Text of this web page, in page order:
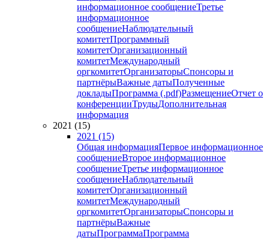
информационное сообщениеТретье
информационное
сообщениеНаблюдательный
комитетПрограммный
комитетОрганизационный
комитетМеждународный
оргкомитетОрганизаторыСпонсоры и
партнёрыВажные датыПолученные
докладыПрограмма (.pdf)РазмещениеОтчет о
конференцииТрудыДополнительная
информация
2021 (15)
2021 (15)
Общая информацияПервое информационное
сообщениеВторое информационное
сообщениеТретье информационное
сообщениеНаблюдательный
комитетОрганизационный
комитетМеждународный
оргкомитетОрганизаторыСпонсоры и
партнёрыВажные
датыПрограммаПрограмма